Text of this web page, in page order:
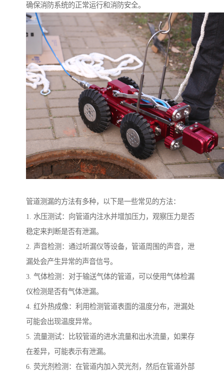
确保消防系统的正常运行和消防安全。
管道测漏的方法有多种，以下是一些常见的方法：
1. 水压测试：向管道内注水并增加压力，观察压力是否
稳定来判断是否有泄漏。
2. 声音检测：通过听漏仪等设备，管道周围的声音，泄
漏处会产生异常的声音信号。
3. 气体检测：对于输送气体的管道，可以使用气体检漏
仪检测是否有气体泄漏。
4. 红外热成像：利用检测管道表面的温度分布，泄漏处
可能会出现温度异常。
5. 流量测试：比较管道的进水流量和出水流量，如果存
在差异，可能表示有泄漏。
6. 荧光剂检测：在管道内加入荧光剂，然后在管道外部